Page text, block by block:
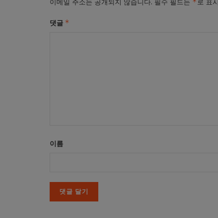
이메일 주소는 공개되지 않습니다. 필수 필드는 로 표
댓글 *
이름